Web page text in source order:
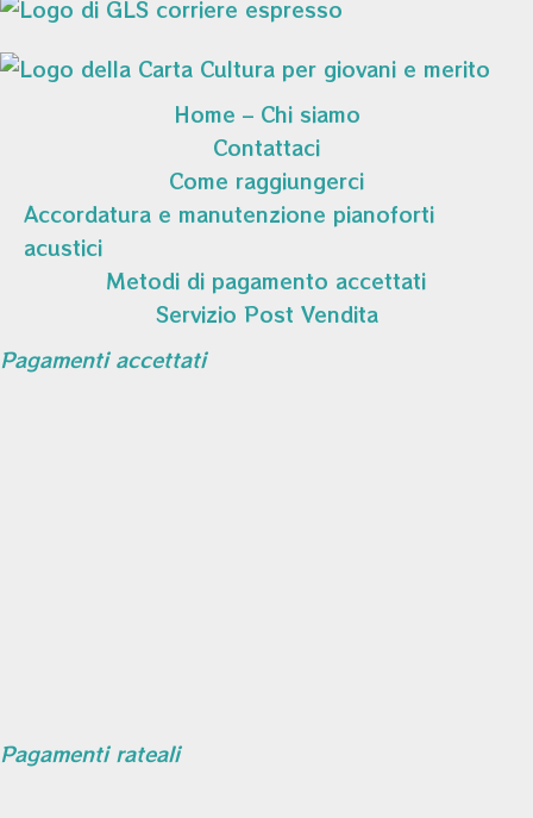
Home – Chi siamo
Contattaci
Come raggiungerci
Accordatura e manutenzione pianoforti
acustici
Metodi di pagamento accettati
Servizio Post Vendita
Pagamenti accettati
Pagamenti rateali